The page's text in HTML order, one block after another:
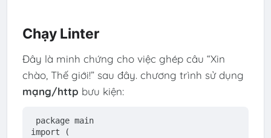
Chạy Linter
Đây là minh chứng cho việc ghép câu “Xin
chào, Thế giới!” sau đây. chương trình sử dụng
mạng/http bưu kiện:
package main
import (